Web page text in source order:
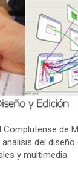
Complutense de
del diseño
y multimedia.